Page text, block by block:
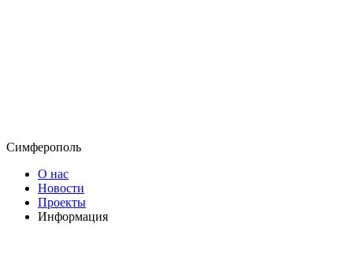
Симферополь
О нас
Новости
Проекты
Информация